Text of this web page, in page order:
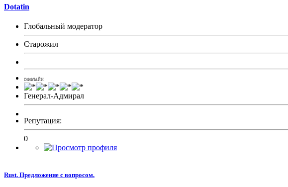
Dotatin
Глобальный модератор
Старожил
ОФФЛАЙН
Генерал-Адмирал
Репутация:
0
Rust. Предложение с вопросом.